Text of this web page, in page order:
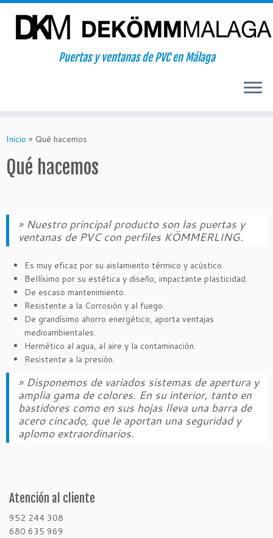
Puertas y ventanas de PVC en Málaga
Inicio » Qué hacemos
Qué hacemos
» Nuestro principal producto son las puertas y
ventanas de PVC con perfiles KÖMMERLING.
Es muy eficaz por su aislamiento térmico y acústico.
Bellísimo por su estética y diseño, impactante plasticidad.
De escaso mantenimiento.
Resistente a la Corrosión y al fuego.
De grandísimo ahorro energético, aporta ventajas
medioambientales.
Hermético al agua, al aire y la contaminación.
Resistente a la presión.
» Disponemos de variados sistemas de apertura y
amplia gama de colores. En su interior, tanto en
bastidores como en sus hojas lleva una barra de
acero cincado, que le aportan una seguridad y
aplomo extraordinarios.
Atención al cliente
952 244 308
680 635 969